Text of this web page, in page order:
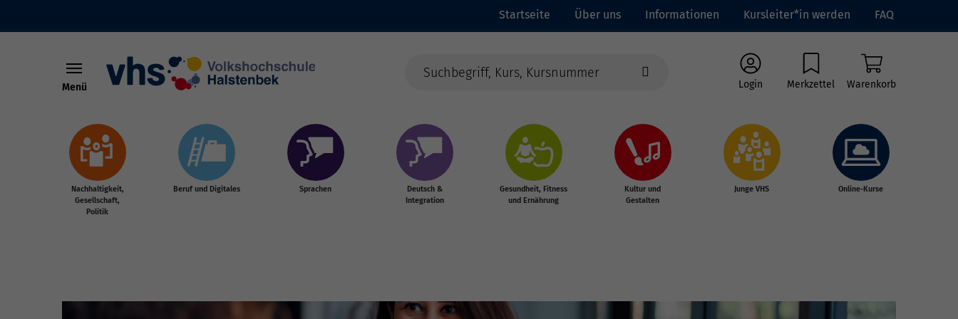
Startseite Über uns Informationen Kursleiter*in werden FAQ
Menü Login Merkzettel Warenkorb
Nachhaltigkeit,
Gesellschaft,
Politik
Beruf und Digitales Sprachen
Deutsch &
Integration
Gesundheit, Fitness
und Ernährung
Kultur und
Gestalten
Junge VHS Online-Kurse